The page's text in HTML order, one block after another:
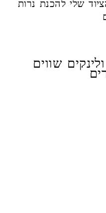
שלי להכנת נרות
שווים